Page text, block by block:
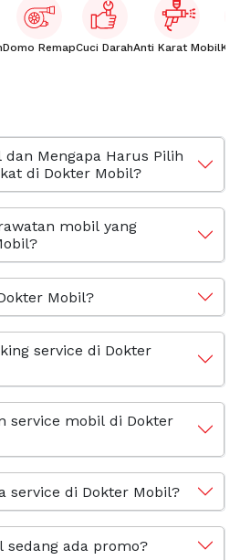
Domo RemapCuci DarahAnti Karat Mobil
Mengapa Harus Pilih
di Dokter Mobil?
mobil yang
Mobil?
service di Dokter
service mobil di Dokter
service di Dokter Mobil?
sedang ada promo?